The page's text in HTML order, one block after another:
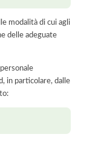
modalità di cui agli
delle adeguate
in particolare, dalle